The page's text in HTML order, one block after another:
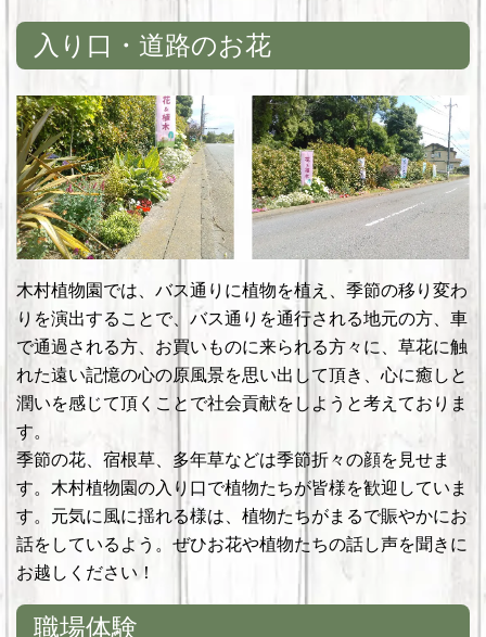
入り口・道路のお花
木村植物園では、バス通りに植物を植え、季節の移り変わ
りを演出することで、バス通りを通行される地元の方、車
で通過される方、お買いものに来られる方々に、草花に触
れた遠い記憶の心の原風景を思い出して頂き、心に癒しと
潤いを感じて頂くことで社会貢献をしようと考えておりま
す。
季節の花、宿根草、多年草などは季節折々の顔を見せま
す。木村植物園の入り口で植物たちが皆様を歓迎していま
す。元気に風に揺れる様は、植物たちがまるで賑やかにお
話をしているよう。ぜひお花や植物たちの話し声を聞きに
お越しください！
職場体験